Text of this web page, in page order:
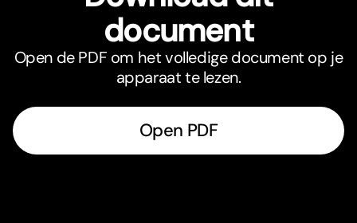
document
Open de PDF om het volledige document op je
apparaat te lezen.
Open PDF